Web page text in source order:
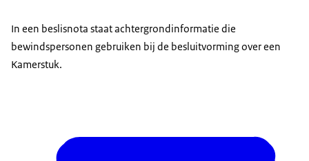
In een beslisnota staat achtergrondinformatie die
bewindspersonen gebruiken bij de besluitvorming over een
Kamerstuk.